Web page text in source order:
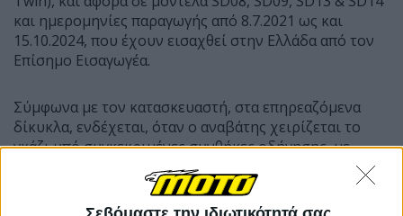
και ημερομηνίες παραγωγής από 8.7.2021 ως και
15.10.2024, που έχουν εισαχθεί στην Ελλάδα από τον
Επίσημο Εισαγωγέα.
Σύμφωνα με τον κατασκευαστή, στα επηρεαζόμενα
δίκυκλα, ενδέχεται, όταν ο αναβάτης χειρίζεται το
γκάζι υπό συγκεκριμένες συνθήκες οδήγησης, με
χαμηλή ταχύτητα και λειτουργία Ελέγχου Ανύψωσης
Εμπρός Τροχού (Wheelie Control) ενεργοποιημένη, να
προκύψει μη φυσιολογική οδική συμπεριφορά